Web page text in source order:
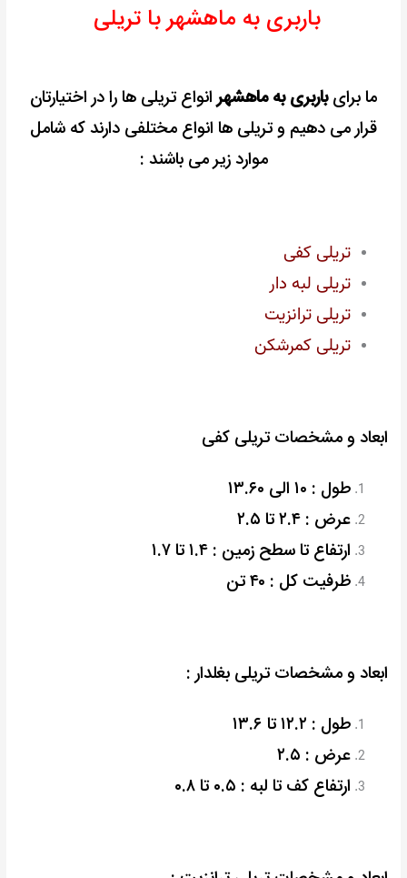
باربری به ماهشهر با تریلی
ما برایباربری به ماهشهرانواع تریلی ها را در اختیارتان
قرار می دهیم وتریلی ها انواع مختلفی دارند که شامل
موارد زیر می باشند :
تریلی کفی
تریلی لبه دار
تریلی ترانزیت
تریلی کمرشکن
ابعاد و مشخصات تریلی کفی
طول : ۱۰ الی ۱۳.۶۰
عرض : ۲.۴ تا ۲.۵
ارتفاع تا سطح زمین : ۱.۴ تا ۱.۷
ظرفیت کل : ۴۰ تن
ابعاد و مشخصات تریلی بغلدار :
طول : ۱۲.۲ تا ۱۳.۶
عرض : ۲.۵
ارتفاع کف تا لبه : ۰.۵ تا ۰.۸